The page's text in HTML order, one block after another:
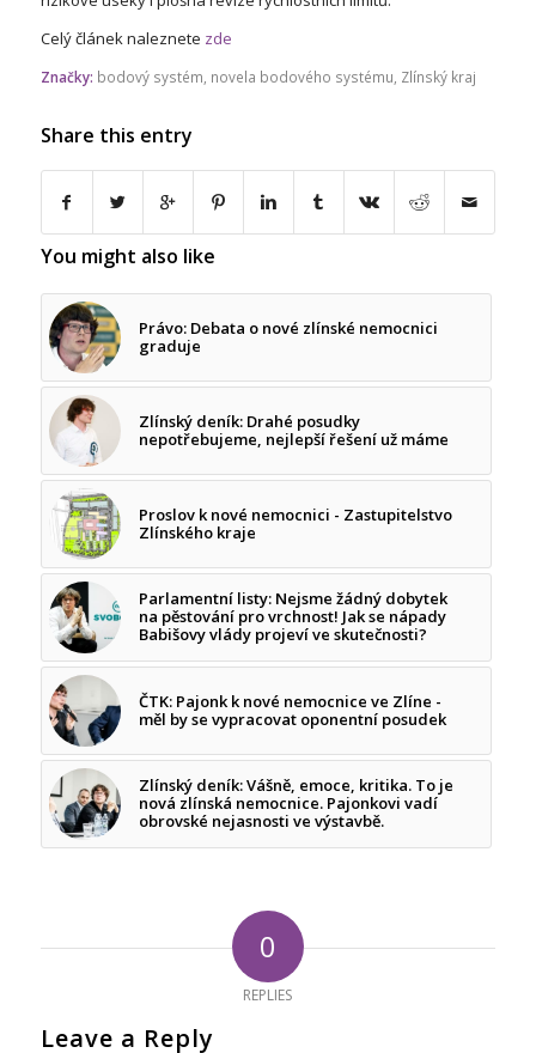
Celý článek naleznete zde
Značky: bodový systém novela bodového systému Zlínský kraj
Share this entry
You might also like
Právo: Debata o nové zlínské nemocnici
graduje
Zlínský deník: Drahé posudky
nepotřebujeme, nejlepší řešení už máme
Proslov k nové nemocnici - Zastupitelstvo
Zlínského kraje
Parlamentní listy: Nejsme žádný dobytek
na pěstování pro vrchnost! Jak se nápady
Babišovy vlády projeví ve skutečnosti?
ČTK: Pajonk k nové nemocnice ve Zlíne -
měl by se vypracovat oponentní posudek
Zlínský deník: Vášně, emoce, kritika. To je
nová zlínská nemocnice. Pajonkovi vadí
obrovské nejasnosti ve výstavbě.
0
REPLIES
Leave a Reply